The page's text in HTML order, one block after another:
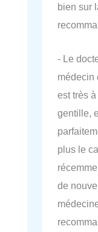
bien sur
- Le
médecin
est très
gentille,
plus le
de